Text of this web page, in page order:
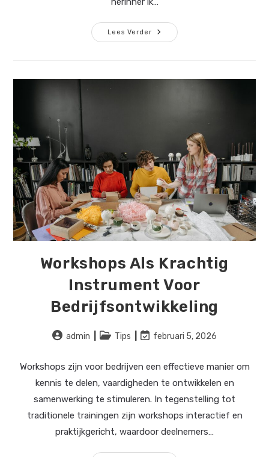
Lees Verder
Waarom
Kleine
Workshops Als Krachtig
Instrument Voor
Bedrijfsontwikkeling
Bericht
admin Berichtcategorie:
Tips
Laatste
februari 5, 2026
Workshops zijn voor bedrijven een effectieve manier om
kennis te delen, vaardigheden te ontwikkelen en
samenwerking te stimuleren. In tegenstelling tot
traditionele trainingen zijn workshops interactief en
praktijkgericht, waardoor deelnemers…